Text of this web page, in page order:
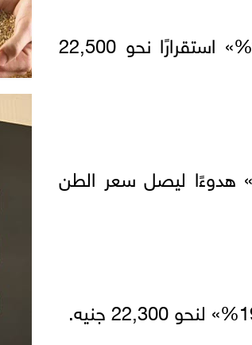
كما سجل طن علف «بادي تسمين سوبر 23%» استقرارًا نحو 22,500
علف «نامي تسمين سوبر 21%» هدوءًا ليصل سعر الطن